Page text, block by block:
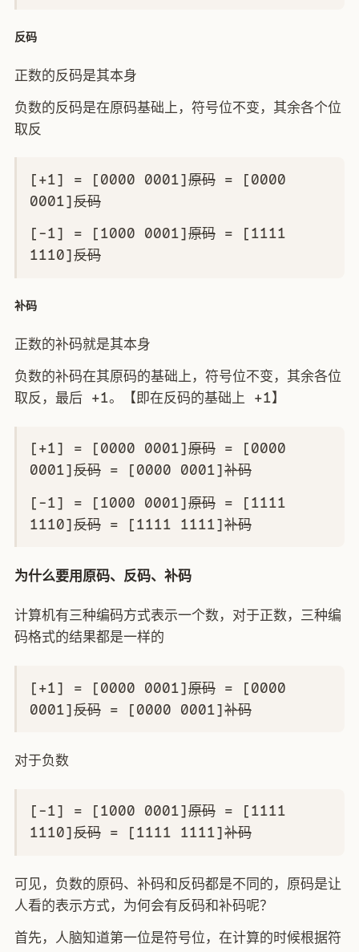
反码
正数的反码是其本身
负数的反码是在原码基础上，符号位不变，其余各个位
取反
[+1] = [0000 0001]原码 = [0000
0001]反码
[-1] = [1000 0001]原码 = [1111
1110]反码
补码
正数的补码就是其本身
负数的补码在其原码的基础上，符号位不变，其余各位
取反，最后 +1。【即在反码的基础上 +1】
[+1] = [0000 0001]原码 = [0000
0001]反码 = [0000 0001]补码
[-1] = [1000 0001]原码 = [1111
1110]反码 = [1111 1111]补码
为什么要用原码、反码、补码
计算机有三种编码方式表示一个数，对于正数，三种编
码格式的结果都是一样的
[+1] = [0000 0001]原码 = [0000
0001]反码 = [0000 0001]补码
对于负数
[-1] = [1000 0001]原码 = [1111
1110]反码 = [1111 1111]补码
可见，负数的原码、补码和反码都是不同的，原码是让
人看的表示方式，为何会有反码和补码呢？
首先，人脑知道第一位是符号位，在计算的时候根据符